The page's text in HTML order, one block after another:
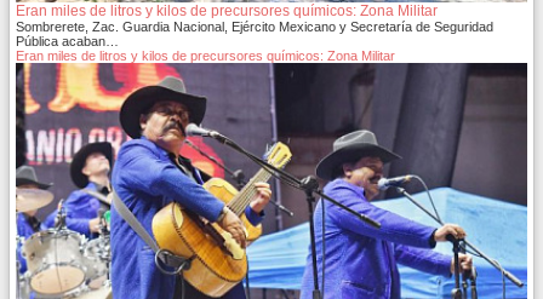
Eran miles de litros y kilos de precursores químicos: Zona Militar
Sombrerete, Zac. Guardia Nacional, Ejército Mexicano y Secretaría de Seguridad
Pública acaban…
Eran miles de litros y kilos de precursores químicos: Zona Militar